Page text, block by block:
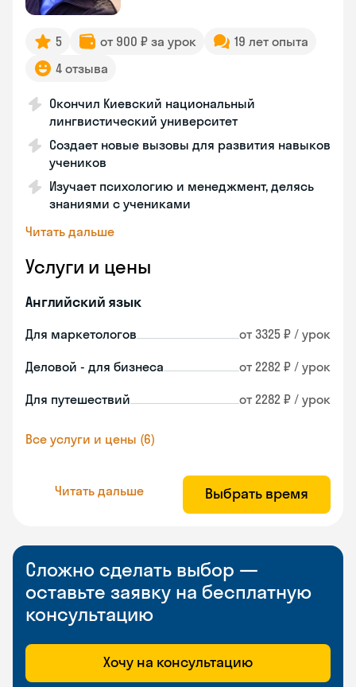
5 от 900 ₽ за урок
19 лет опыта
4 отзыва
Окончил Киевский национальный
лингвистический университет
Создает новые вызовы для развития навыков
учеников
Изучает психологию и менеджмент, делясь
знаниями с учениками
Читать дальше
Услуги и цены
Английский язык
Для маркетологов от 3325 ₽ / урок
Деловой - для бизнеса от 2282 ₽ / урок
Для путешествий от 2282 ₽ / урок
Все услуги и цены (6)
Читать дальше Выбрать время
Сложно сделать выбор —
оставьте заявку на бесплатную
консультацию
Хочу на консультацию